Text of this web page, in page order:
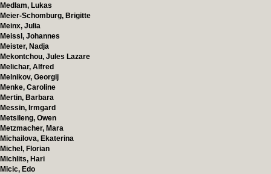
Medlam, Lukas
Meier-Schomburg, Brigitte
Meinx, Julia
Meissl, Johannes
Meister, Nadja
Mekontchou, Jules Lazare
Melichar, Alfred
Melnikov, Georgij
Menke, Caroline
Mertin, Barbara
Messin, Irmgard
Metsileng, Owen
Metzmacher, Mara
Michailova, Ekaterina
Michel, Florian
Michlits, Hari
Micic, Edo